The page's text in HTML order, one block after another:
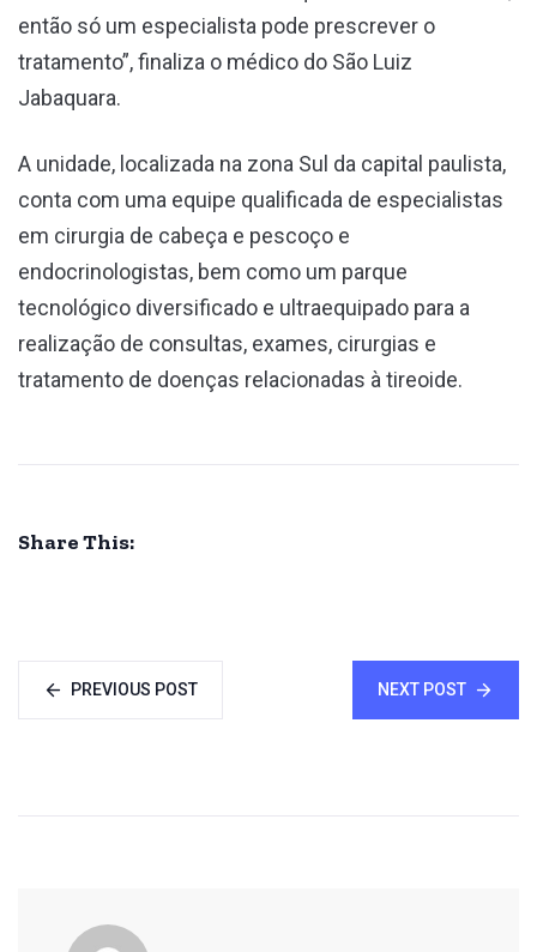
então só um especialista pode prescrever o
tratamento”, finaliza o médico do São Luiz
Jabaquara.
A unidade, localizada na zona Sul da capital paulista,
conta com uma equipe qualificada de especialistas
em cirurgia de cabeça e pescoço e
endocrinologistas, bem como um parque
tecnológico diversificado e ultraequipado para a
realização de consultas, exames, cirurgias e
tratamento de doenças relacionadas à tireoide.
Share This:
PREVIOUS POST NEXT POST